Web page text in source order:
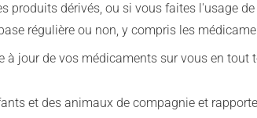
produits dérivés, ou si vous faites l'usage
régulière ou non, y compris les
jour de vos médicaments sur vous en
et des animaux de compagnie et